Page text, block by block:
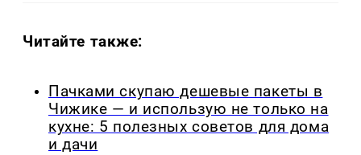
Читайте также:
Пачками скупаю дешевые пакеты в
Чижике — и использую не только на
кухне: 5 полезных советов для дома
и дачи